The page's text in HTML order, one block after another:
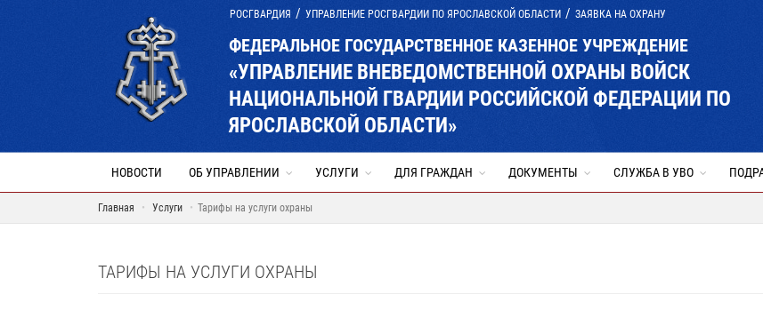
РОСГВАРДИЯ УПРАВЛЕНИЕ РОСГВАРДИИ ПО ЯРОСЛАВСКОЙ ОБЛАСТИ ЗАЯВКА НА ОХРАНУ
ФЕДЕРАЛЬНОЕ ГОСУДАРСТВЕННОЕ КАЗЕННОЕ УЧРЕЖДЕНИЕ
«УПРАВЛЕНИЕ ВНЕВЕДОМСТВЕННОЙ ОХРАНЫ ВОЙСК
НАЦИОНАЛЬНОЙ ГВАРДИИ РОССИЙСКОЙ ФЕДЕРАЦИИ ПО
ЯРОСЛАВСКОЙ ОБЛАСТИ»
НОВОСТИ ОБ УПРАВЛЕНИИ УСЛУГИ ДЛЯ ГРАЖДАН ДОКУМЕНТЫ СЛУЖБА В УВО
Главная Услуги Тарифы на услуги охраны
ТАРИФЫ НА УСЛУГИ ОХРАНЫ